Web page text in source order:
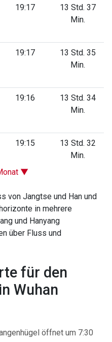
19:17
13 Std. 37
Min.
19:17
13 Std. 35
Min.
19:16
13 Std. 34
Min.
19:15
13 Std. 32
Min.
▼
von Jangtse und Han und
in mehrere
und Hanyang
über Fluss und
für den
Wuhan
öffnet um 7:30